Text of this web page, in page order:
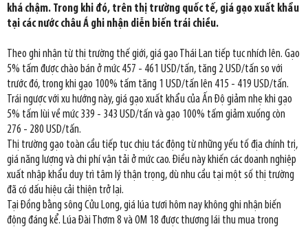
khá chậm. Trong khi đó, trên thị trường quốc tế, giá gạo xuất khẩu
tại các nước châu Á ghi nhận diễn biến trái chiều.
Theo ghi nhận từ thị trường thế giới, giá gạo Thái Lan tiếp tục nhích lên. Gạo
5% tấm được chào bán ở mức 457 - 461 USD/tấn, tăng 2 USD/tấn so với
trước đó, trong khi gạo 100% tấm tăng 1 USD/tấn lên 415 - 419 USD/tấn.
Trái ngược với xu hướng này, giá gạo xuất khẩu của Ấn Độ giảm nhẹ khi gạo
5% tấm lùi về mức 339 - 343 USD/tấn và gạo 100% tấm giảm xuống còn
276 - 280 USD/tấn.
Thị trường gạo toàn cầu tiếp tục chịu tác động từ những yếu tố địa chính trị,
giá năng lượng và chi phí vận tải ở mức cao. Điều này khiến các doanh nghiệp
xuất nhập khẩu duy trì tâm lý thận trọng, dù nhu cầu tại một số thị trường
đã có dấu hiệu cải thiện trở lại.
Tại Đồng bằng sông Cửu Long, giá lúa tươi hôm nay không ghi nhận biến
động đáng kể. Lúa Đài Thơm 8 và OM 18 được thương lái thu mua trong